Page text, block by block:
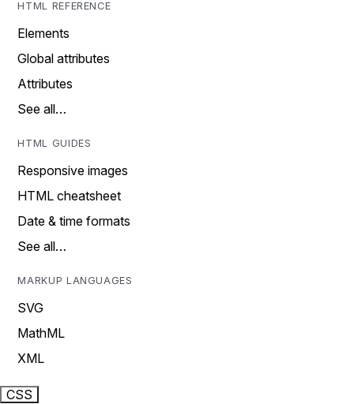
HTML REFERENCE
Elements
Global attributes
Attributes
See all…
HTML GUIDES
Responsive images
HTML cheatsheet
Date & time formats
See all…
MARKUP LANGUAGES
SVG
MathML
XML
CSS